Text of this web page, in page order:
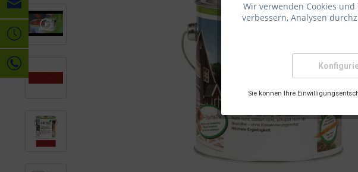
Wir verwenden Cookies
verbessern, Analysen
Sie können Ihre